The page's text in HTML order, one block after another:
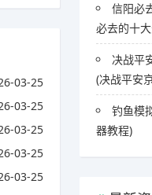
03-25
03-25
03-25
03-25
03-25
信阳必
必去的十
决战平
(决战平安
钓鱼模
器教程)